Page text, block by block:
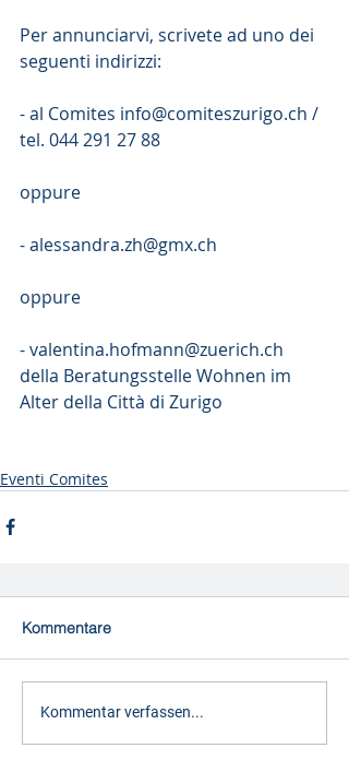
Per annunciarvi, scrivete ad uno dei
seguenti indirizzi:
- al Comites info@comiteszurigo.ch /
tel. 044 291 27 88
oppure
- alessandra.zh@gmx.ch
oppure
- valentina.hofmann@zuerich.ch
della Beratungsstelle Wohnen im
Alter della Città di Zurigo
Eventi Comites
Kommentare
Kommentar verfassen...